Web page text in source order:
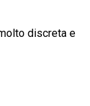
discreta e